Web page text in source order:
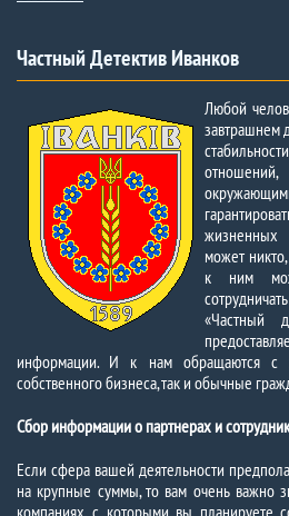
Частный Детектив Иванков
Любой
завтрашнем
жизненных
может
к ним
«Частный
информации. И к нам обращаются с
собственного бизнеса, так и обычные
Сбор информации о партнерах и
Если сфера вашей деятельности
на крупные суммы, то вам очень важно
компаниях, с которыми вы планируете